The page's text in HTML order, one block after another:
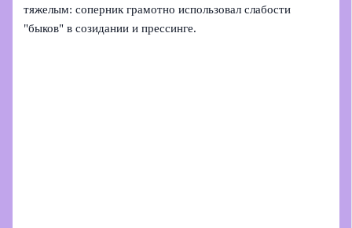
тяжелым: соперник грамотно использовал слабости
"быков" в созидании и прессинге.